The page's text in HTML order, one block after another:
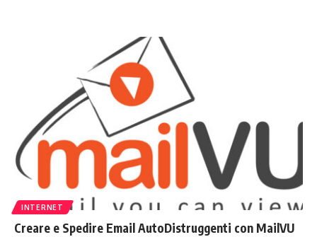
INTERNET
Creare e Spedire Email AutoDistruggenti con MailVU